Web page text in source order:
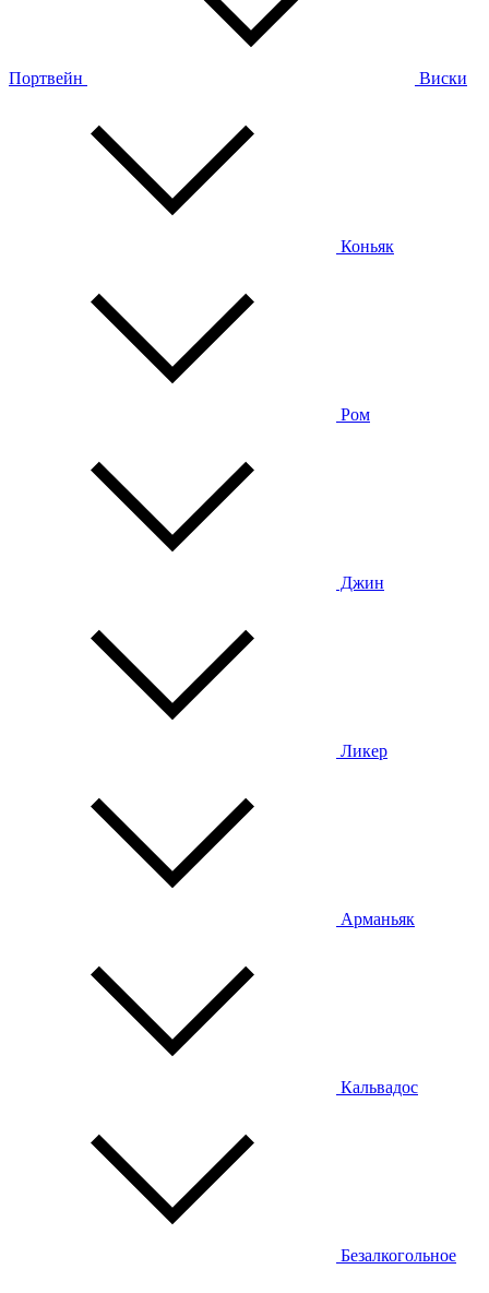
Портвейн Виски
Коньяк
Ром
Джин
Ликер
Арманьяк
Кальвадос
Безалкогольное